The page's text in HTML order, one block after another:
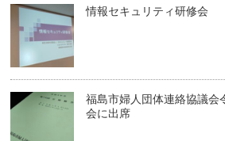
情報セキュリティ研修会
福島市婦人団体連絡協議会
会に出席